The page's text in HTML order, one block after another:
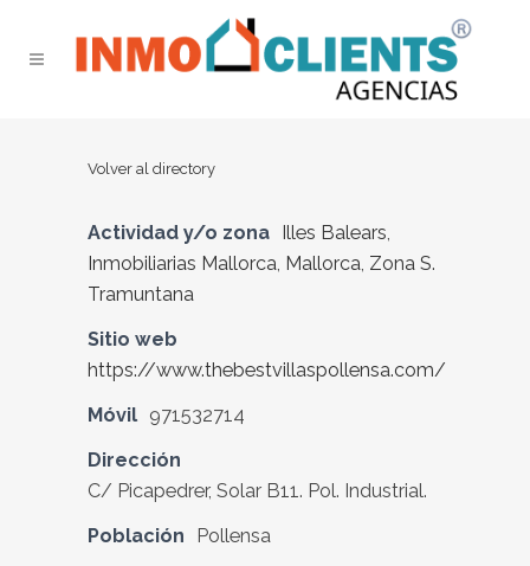
Volver al directory
Actividad y/o zona Illes Balears,
Inmobiliarias Mallorca, Mallorca, Zona S.
Tramuntana
Sitio web
https://www.thebestvillaspollensa.com/
Móvil 971532714
Dirección
C/ Picapedrer, Solar B11. Pol. Industrial.
Población
Pollensa